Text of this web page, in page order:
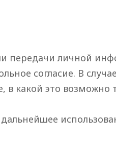
передачи личной
согласие. В
в какой это возможно